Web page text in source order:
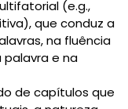
(e.g.,
que conduz a
na fluência
e na
de capítulos que